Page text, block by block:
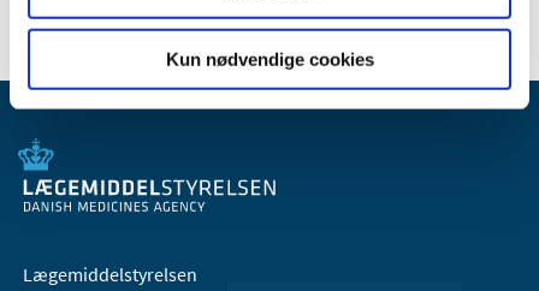
Kun nødvendige cookies
Lægemiddelstyrelsen